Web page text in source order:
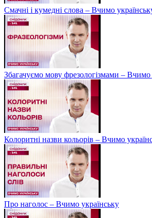
Смачні і кумедні слова – Вчимо
Збагачуємо мову фрезологізмами – Вчимо
Колоритні назви кольорів – Вчимо
Про наголос – Вчимо українську